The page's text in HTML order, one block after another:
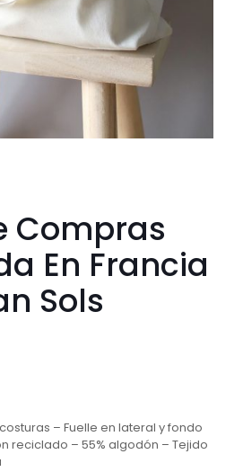
Compras
En Francia
Sols
– Fuelle en lateral y fondo
reciclado – 55% algodón – Tejido